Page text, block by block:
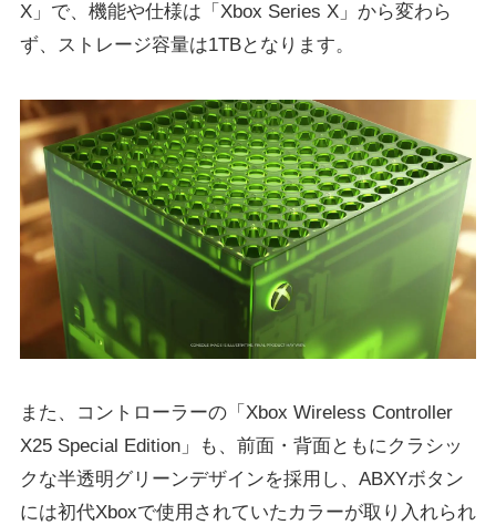
X」で、機能や仕様は「Xbox Series X」から変わら
ず、ストレージ容量は1TBとなります。
また、コントローラーの「Xbox Wireless Controller
X25 Special Edition」も、前面・背面ともにクラシッ
クな半透明グリーンデザインを採用し、ABXYボタン
には初代Xboxで使用されていたカラーが取り入れられ